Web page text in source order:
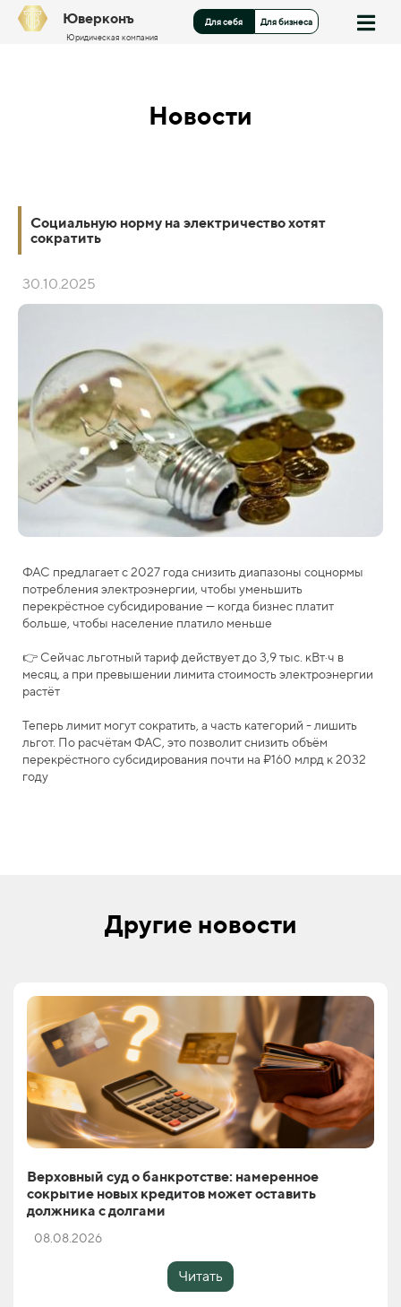
Юверконъ
Юридическая компания
Для себя Для бизнеса
Новости
Социальную норму на электричество хотят
сократить
30.10.2025
ФАС предлагает с 2027 года снизить диапазоны соцнормы
потребления электроэнергии, чтобы уменьшить
перекрёстное субсидирование — когда бизнес платит
больше, чтобы население платило меньше
👉 Сейчас льготный тариф действует до 3,9 тыс. кВт·ч в
месяц, а при превышении лимита стоимость электроэнергии
растёт
Теперь лимит могут сократить, а часть категорий - лишить
льгот. По расчётам ФАС, это позволит снизить объём
перекрёстного субсидирования почти на ₽160 млрд к 2032
году
Другие новости
Верховный суд о банкротстве: намеренное
сокрытие новых кредитов может оставить
должника с долгами
08.08.2026
Читать